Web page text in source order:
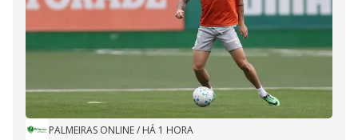
PALMEIRAS ONLINE/ HÁ 1 HORA